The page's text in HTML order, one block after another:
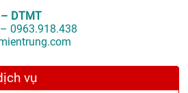
DTMT
0963.918.438
vụ